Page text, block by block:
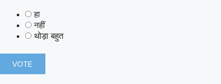
हा
नहीं
थोड़ा बहुत